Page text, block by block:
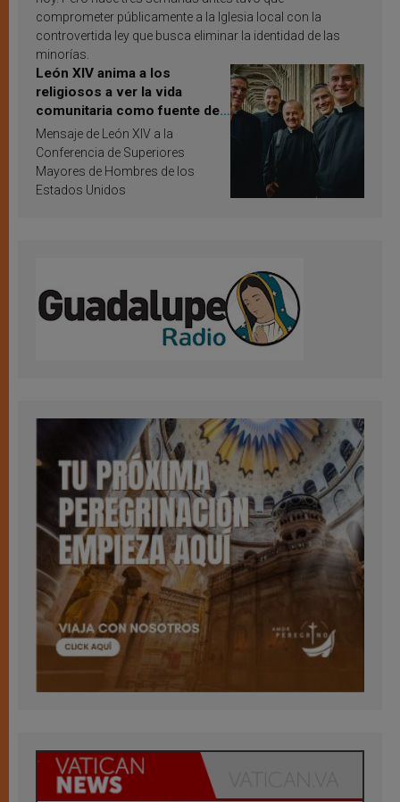
comprometer públicamente a la Iglesia local con la
controvertida ley que busca eliminar la identidad de las
minorías.
León XIV anima a los
religiosos a ver la vida
comunitaria como fuente de
inspiración y santificación
Mensaje de León XIV a la
Conferencia de Superiores
Mayores de Hombres de los
Estados Unidos